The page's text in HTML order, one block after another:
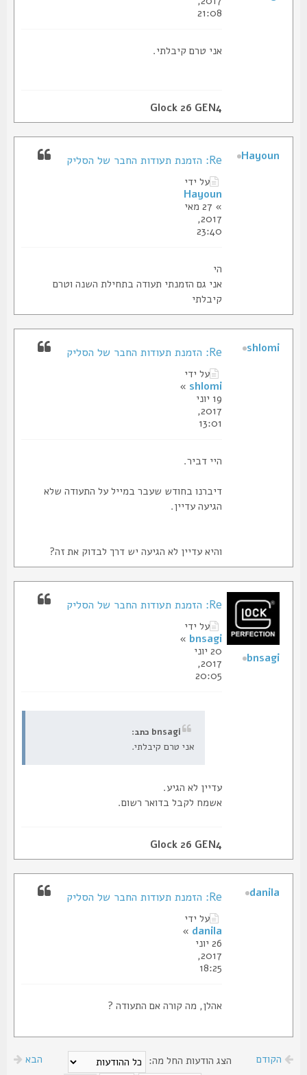
21:08
אני טרם קיבלתי.
Glock 26 GEN4
Re: הזמנת תעודות החבר של הסליק
על ידי
Hayoun
» 27 מאי
2017,
23:40
אני גם הזמנתי תעודה בתחילת השנה וטרם
קיבלתי
Hayoun
Re: הזמנת תעודות החבר של הסליק
על ידי
shlomi
»
19 יוני
2017,
13:01
היי דביר.
דיברנו בחודש שעבר במייל על התעודה שלא
הגיעה עדיין.
והיא עדיין לא הגיעה יש דרך לבדוק את זה?
shlomi
Re: הזמנת תעודות החבר של הסליק
על ידי
bnsagi
»
20 יוני
2017,
20:05
bnsagi כתב:
אני טרם קיבלתי.
עדיין לא הגיע.
אשמח לקבל בדואר רשום.
Glock 26 GEN4
bnsagi
על ידי
danila
»
26 יוני
2017,
18:25
אהלן, מה קורה אם התעודה ?
danila
הקודם
הצג הודעות החל מה: